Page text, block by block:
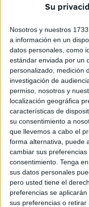
Su
Nosotros y nuestros 1733
a información en un
datos personales, como
estándar enviada por un
personalizado, medición
investigación de
permiso, nosotros y
localización geográfica
características de
su consentimiento a
que llevemos a cabo el
forma alternativa, puede
cambiar sus
consentimiento. Tenga
sus datos personales
pero usted tiene el
preferencias se
sus preferencias o
Este sábado, el
escenario de un
Deportiva Ceuta,
José Joaquín Matosy
a cruzarse.
El lateral izquierdo,
Juan Romero, afronta
calendario: novena
El Matos más
El zaguero utrerano
goleadora en la
asistenciasen 27